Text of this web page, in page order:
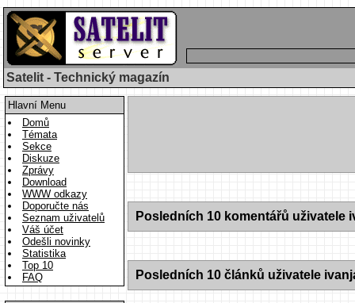
Satelit - Technický magazín
Hlavní Menu
Domů
Témata
Sekce
Diskuze
Zprávy
Download
WWW odkazy
Doporučte nás
Seznam uživatelů
Váš účet
Odešli novinky
Statistika
Top 10
FAQ
Posledních 10 komentářů uživatele
Posledních 10 článků uživatele